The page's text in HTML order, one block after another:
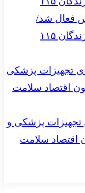
فعال شد/
۱۱۵
پزشکی و
اقتصاد سلامت